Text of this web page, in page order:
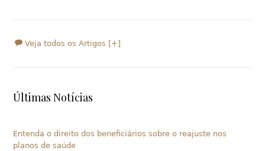
Veja todos os Artigos [+]
Últimas Notícias
Entenda o direito dos beneficiários sobre o reajuste nos
planos de saúde